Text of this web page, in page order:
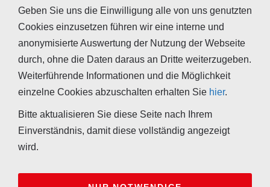
6 Cyclohexanol
7 Benzylalkohol
Phenylmethanol
Phenylcarbinol
Geben Sie uns die Einwilligung alle von uns genutzten
Cookies einzusetzen führen wir eine interne und
anonymisierte Auswertung der Nutzung der Webseite
durch, ohne die Daten daraus an Dritte weiterzugeben.
Weiterführende Informationen und die Möglichkeit
einzelne Cookies abzuschalten erhalten Sie hier.
Bitte aktualisieren Sie diese Seite nach Ihrem
Einverständnis, damit diese vollständig angezeigt
wird.